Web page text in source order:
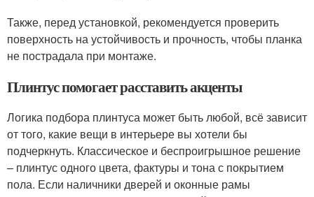
Также, перед установкой, рекомендуется проверить
поверхность на устойчивость и прочность, чтобы планка
не пострадала при монтаже.
Плинтус помогает расставить акценты
Логика подбора плинтуса может быть любой, всё зависит
от того, какие вещи в интерьере вы хотели бы
подчеркнуть. Классическое и беспроигрышное решение
– плинтус одного цвета, фактуры и тона с покрытием
пола. Если наличники дверей и оконные рамы